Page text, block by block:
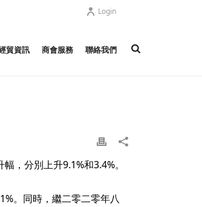
Login
貿資訊 商會服務 聯絡我們
，分別上升9.1%和3.4%。
。同時，繼二零二零年八